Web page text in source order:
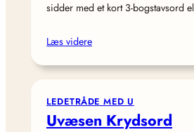
sidder med et kort 3‑bogstavsord
Læs videre
LEDETRÅDE MED U
Uvæsen Krydsord